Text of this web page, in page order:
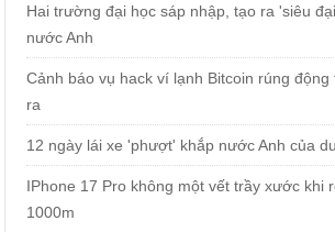
Hai trường đại học sáp nhập, tạo ra 'siêu
nước Anh
Cảnh báo vụ hack ví lạnh Bitcoin rúng
ra
12 ngày lái xe 'phượt' khắp nước Anh của
IPhone 17 Pro không một vết trầy xước khi
1000m